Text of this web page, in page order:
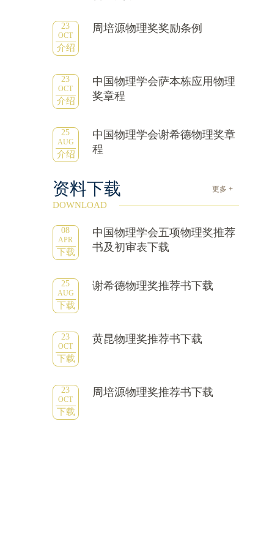
23
OCT
介绍
周培源物理奖奖励条例
23
OCT
介绍
中国物理学会萨本栋应用物理
奖章程
25
AUG
介绍
中国物理学会谢希德物理奖章
程
资料下载 更多 +
DOWNLOAD
08
APR
下载
中国物理学会五项物理奖推荐
书及初审表下载
25
AUG
下载
谢希德物理奖推荐书下载
23
OCT
下载
黄昆物理奖推荐书下载
23
OCT
下载
周培源物理奖推荐书下载